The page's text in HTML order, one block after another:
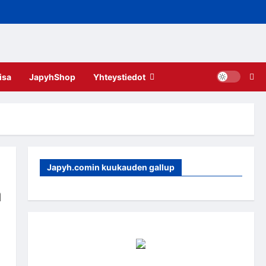
JapyhShop Yhteystiedot
Japyh.comin kuukauden gallup